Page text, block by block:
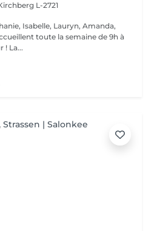
L-2721
Isabelle, Lauryn, Amanda,
toute la semaine de 9h à
20h dans la bonne humeur ! La...